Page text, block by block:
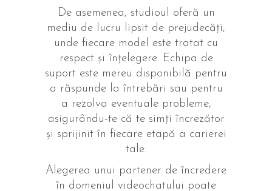
De asemenea, studioul oferă un
mediu de lucru lipsit de prejudecăți,
unde fiecare model este tratat cu
respect și înțelegere. Echipa de
suport este mereu disponibilă pentru
a răspunde la întrebări sau pentru
a rezolva eventuale probleme,
asigurându-te că te simți încrezător
și sprijinit în fiecare etapă a carierei
tale.
Alegerea unui partener de încredere
în domeniul videochatului poate